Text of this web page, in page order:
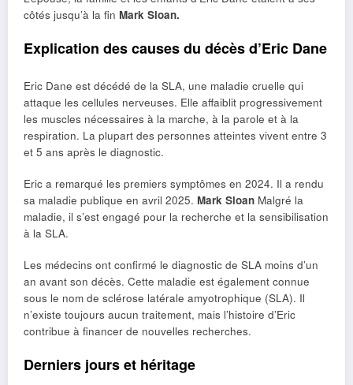
côtés jusqu’à la fin Mark Sloan.
Explication des causes du décès d’Eric Dane
Eric Dane est décédé de la SLA, une maladie cruelle qui
attaque les cellules nerveuses. Elle affaiblit progressivement
les muscles nécessaires à la marche, à la parole et à la
respiration. La plupart des personnes atteintes vivent entre 3
et 5 ans après le diagnostic.
Eric a remarqué les premiers symptômes en 2024. Il a rendu
sa maladie publique en avril 2025. Mark Sloan Malgré la
maladie, il s’est engagé pour la recherche et la sensibilisation
à la SLA.
Les médecins ont confirmé le diagnostic de SLA moins d’un
an avant son décès. Cette maladie est également connue
sous le nom de sclérose latérale amyotrophique (SLA). Il
n’existe toujours aucun traitement, mais l’histoire d’Eric
contribue à financer de nouvelles recherches.
Derniers jours et héritage